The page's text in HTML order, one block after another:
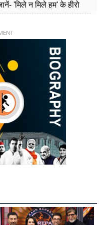
'मिले न मिले हम' के हीरो